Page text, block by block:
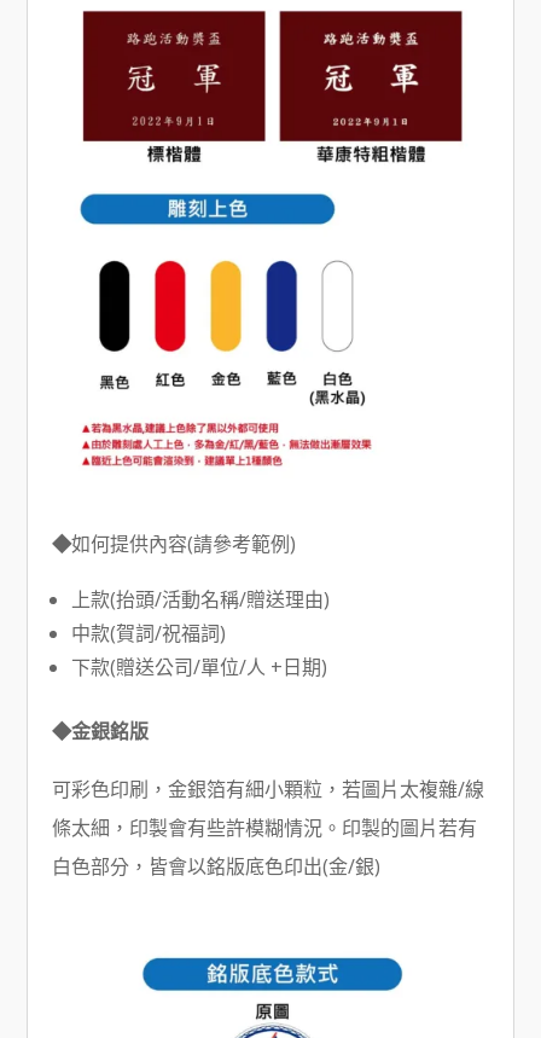
◆如何提供內容(請參考範例)
上款(抬頭/活動名稱/贈送理由)
中款(賀詞/祝福詞)
下款(贈送公司/單位/人 +日期)
◆金銀銘版
可彩色印刷，金銀箔有細小顆粒，若圖片太複雜/線
條太細，印製會有些許模糊情況。印製的圖片若有
白色部分，皆會以銘版底色印出(金/銀)